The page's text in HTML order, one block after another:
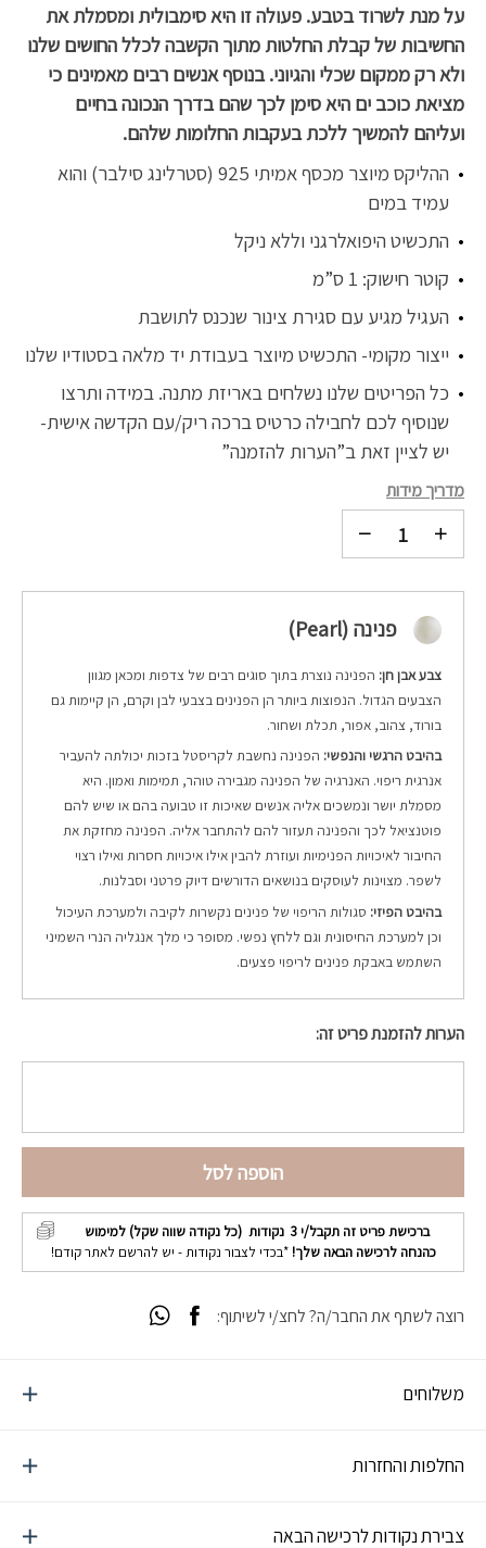
על מנת לשרוד בטבע. פעולה זו היא סימבולית ומסמלת את
החשיבות של קבלת החלטות מתוך הקשבה לכלל החושים שלנו
ולא רק ממקום שכלי והגיוני. בנוסף אנשים רבים מאמינים כי
מציאת כוכב ים היא סימן לכך שהם בדרך הנכונה בחיים
ועליהם להמשיך ללכת בעקבות החלומות שלהם.
ההליקס מיוצר מכסף אמיתי 925 (סטרלינג סילבר) והוא
עמיד במים
התכשיט היפואלרגני וללא ניקל
קוטר חישוק: 1 ס”מ
העגיל מגיע עם סגירת צינור שנכנס לתושבת
ייצור מקומי- התכשיט מיוצר בעבודת יד מלאה בסטודיו שלנו
כל הפריטים שלנו נשלחים באריזת מתנה. במידה ותרצו
שנוסיף לכם לחבילה כרטיס ברכה ריק/עם הקדשה אישית-
יש לציין זאת ב”הערות להזמנה”
מדריך מידות
פנינה (Pearl)
צבע אבן חן: הפנינה נוצרת בתוך סוגים רבים של צדפות ומכאן מגוון
הצבעים הגדול. הנפוצות ביותר הן הפנינים בצבעי לבן וקרם, הן קיימות גם
בורוד, צהוב, אפור, תכלת ושחור.
בהיבט הרגשי והנפשי: הפנינה נחשבת לקריסטל בזכות יכולתה להעביר
אנרגית ריפוי. האנרגיה של הפנינה מגבירה טוהר, תמימות ואמון. היא
מסמלת יושר ונמשכים אליה אנשים שאיכות זו טבועה בהם או שיש להם
פוטנציאל לכך והפנינה תעזור להם להתחבר אליה. הפנינה מחזקת את
החיבור לאיכויות הפנימיות ועוזרת להבין אילו איכויות חסרות ואילו רצוי
לשפר. מצוינות לעוסקים בנושאים הדורשים דיוק פרטני וסבלנות.
בהיבט הפיזי: סגולות הריפוי של פנינים נקשרות לקיבה ולמערכת העיכול
וכן למערכת החיסונית וגם ללחץ נפשי. מסופר כי מלך אנגליה הנרי השמיני
השתמש באבקת פנינים לריפוי פצעים.
הערות להזמנת פריט זה:
הוספה לסל
ברכישת פריט זה תקבל/י 3 נקודות (כל נקודה שווה שקל) למימוש
כהנחה לרכישה הבאה שלך! *בכדי לצבור נקודות - יש להרשם לאתר קודם!
משלוחים
החלפות והחזרות
צבירת נקודות לרכישה הבאה
רוצה לשתף את החבר/ה? לחצ/י לשיתוף: